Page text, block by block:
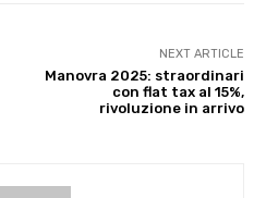
NEXT ARTICLE
Manovra 2025: straordinari
con flat tax al 15%,
rivoluzione in arrivo